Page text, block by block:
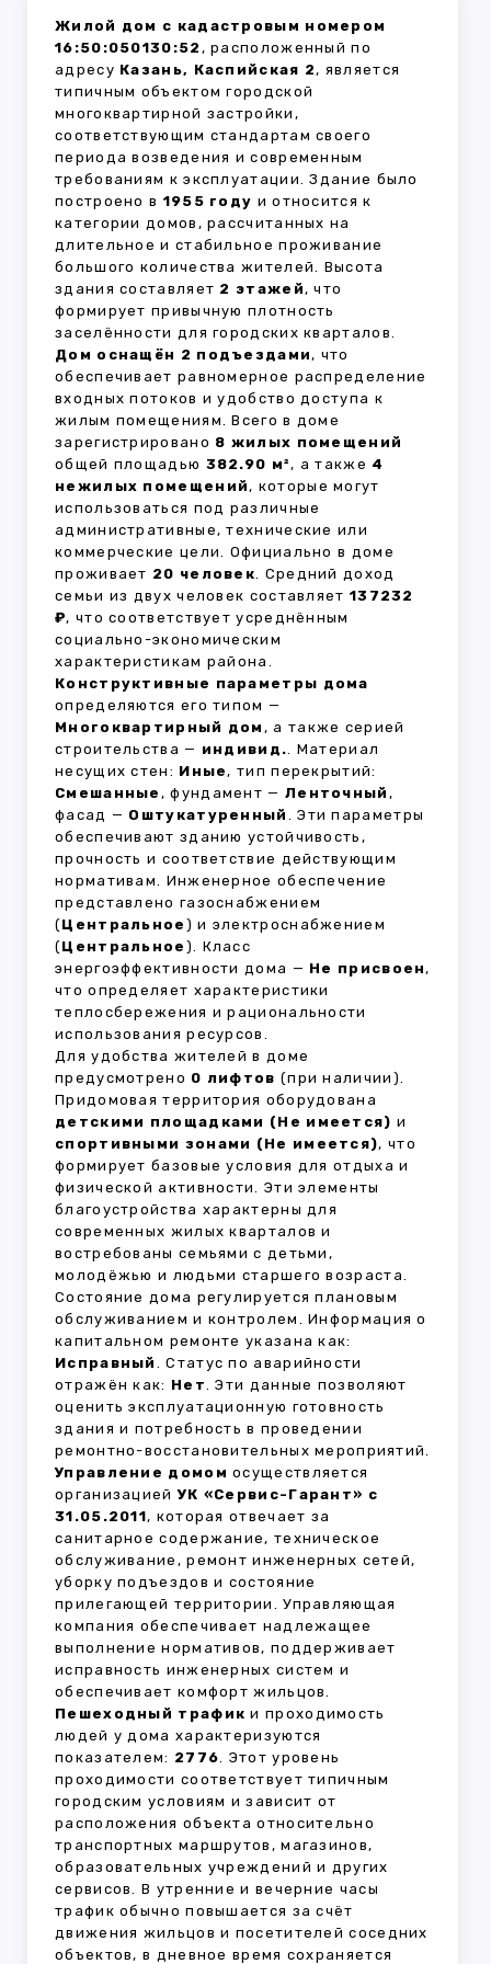
Жилой дом с кадастровым номером
16:50:050130:52 , расположенный по
адресу Казань, Каспийская 2, является
типичным объектом городской
многоквартирной застройки,
соответствующим стандартам своего
периода возведения и современным
требованиям к эксплуатации. Здание было
построено в 1955 году и относится к
категории домов, рассчитанных на
длительное и стабильное проживание
большого количества жителей. Высота
здания составляет 2 этажей, что
формирует привычную плотность
заселённости для городских кварталов.
Дом оснащён 2 подъездами, что
обеспечивает равномерное распределение
входных потоков и удобство доступа к
жилым помещениям. Всего в доме
зарегистрировано 8 жилых помещений
общей площадью 382.90 м², а также 4
нежилых помещений, которые могут
использоваться под различные
административные, технические или
коммерческие цели. Официально в доме
проживает 20 человек. Средний доход
семьи из двух человек составляет 137232
₽, что соответствует усреднённым
социально-экономическим
характеристикам района.
Конструктивные параметры дома
определяются его типом —
Многоквартирный дом , а также серией
строительства — индивид.. Материал
несущих стен: Иные, тип перекрытий:
Смешанные , фундамент — Ленточный ,
фасад — Оштукатуренный . Эти параметры
обеспечивают зданию устойчивость,
прочность и соответствие действующим
нормативам. Инженерное обеспечение
представлено газоснабжением
(Центральное ) и электроснабжением
(Центральное ). Класс
энергоэффективности дома — Не присвоен,
что определяет характеристики
теплосбережения и рациональности
использования ресурсов.
Для удобства жителей в доме
предусмотрено 0 лифтов (при наличии).
Придомовая территория оборудована
детскими площадками (Не имеется) и
спортивными зонами (Не имеется), что
формирует базовые условия для отдыха и
физической активности. Эти элементы
благоустройства характерны для
современных жилых кварталов и
востребованы семьями с детьми,
молодёжью и людьми старшего возраста.
Состояние дома регулируется плановым
обслуживанием и контролем. Информация о
капитальном ремонте указана как:
Исправный . Статус по аварийности
отражён как: Нет. Эти данные позволяют
оценить эксплуатационную готовность
здания и потребность в проведении
ремонтно-восстановительных мероприятий.
Управление домом осуществляется
организациейУК «Сервис-Гарант» с
31.05.2011, которая отвечает за
санитарное содержание, техническое
обслуживание, ремонт инженерных сетей,
уборку подъездов и состояние
прилегающей территории. Управляющая
компания обеспечивает надлежащее
выполнение нормативов, поддерживает
исправность инженерных систем и
обеспечивает комфорт жильцов.
Пешеходный трафик и проходимость
людей у дома характеризуются
показателем: 2776. Этот уровень
проходимости соответствует типичным
городским условиям и зависит от
расположения объекта относительно
транспортных маршрутов, магазинов,
образовательных учреждений и других
сервисов. В утренние и вечерние часы
трафик обычно повышается за счёт
движения жильцов и посетителей соседних
объектов, в дневное время сохраняется